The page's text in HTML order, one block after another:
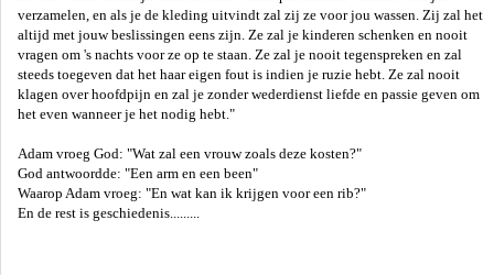
verzamelen, en als je de kleding uitvindt zal zij ze voor jou wassen. Zij zal het
altijd met jouw beslissingen eens zijn. Ze zal je kinderen schenken en nooit
vragen om 's nachts voor ze op te staan. Ze zal je nooit tegenspreken en zal
steeds toegeven dat het haar eigen fout is indien je ruzie hebt. Ze zal nooit
klagen over hoofdpijn en zal je zonder wederdienst liefde en passie geven om
het even wanneer je het nodig hebt."
Adam vroeg God: "Wat zal een vrouw zoals deze kosten?"
God antwoordde: "Een arm en een been"
Waarop Adam vroeg: "En wat kan ik krijgen voor een rib?"
En de rest is geschiedenis.........